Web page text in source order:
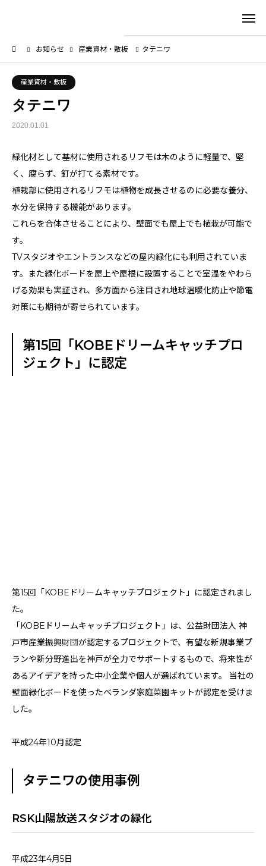
お知らせ 産業資材・敷板 タテニワ
産業資材・敷板
タテニワ
2020.01.01
緑化材として基材に使用されるリフモは木のように軽量で、堅
く、腐らず、釘が打てる素材です。
植栽部に使用されるリフモは植物を成長させるのに必要な養分、
水分を保持する機能があります。
これらを合体させることにより、壁面でも屋上でも植栽が可能で
す。
TVスタジオやエントランスなどの屋内緑化にも利用されていま
す。また緑化ボードを屋上や屋根に設置することで室温をやわら
げる効果も実証され、多方面から注目され地球温暖化防止や節電
対策にも期待が寄せられています。
第15回「KOBEドリームキャッチプロ
ジェクト」に認定
第15回「KOBEドリームキャッチプロジェクト」に認定されまし
た。
「KOBEドリームキャッチプロジェクト」は、公益財団法人 神
戸市産業振興財団が認定するプロジェクトで、有望な新規事業プ
ランや新分野進出を神戸が全力でサポートするもので、将来性が
あるアイデアを持った中小企業や個人が選ばれています。 当社の
壁面緑化ボードを使ったベランダ家庭菜園キットが認定を受けま
した。
平成24年10月認定
タテニワの使用事例
RSK山陽放送スタジオの緑化
平成23年4月5日